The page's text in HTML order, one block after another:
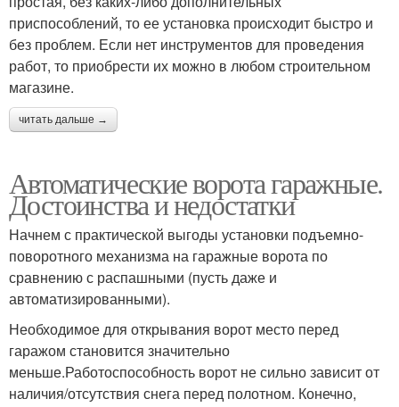
приспособлений, то ее установка происходит быстро и
без проблем. Если нет инструментов для проведения
работ, то приобрести их можно в любом строительном
магазине.
читать дальше →
Автоматические ворота гаражные.
Достоинства и недостатки
Начнем с практической выгоды установки подъемно-
поворотного механизма на гаражные ворота по
сравнению с распашными (пусть даже и
автоматизированными).
Необходимое для открывания ворот место перед
гаражом становится значительно
меньше.Работоспособность ворот не сильно зависит от
наличия/отсутствия снега перед полотном. Конечно,